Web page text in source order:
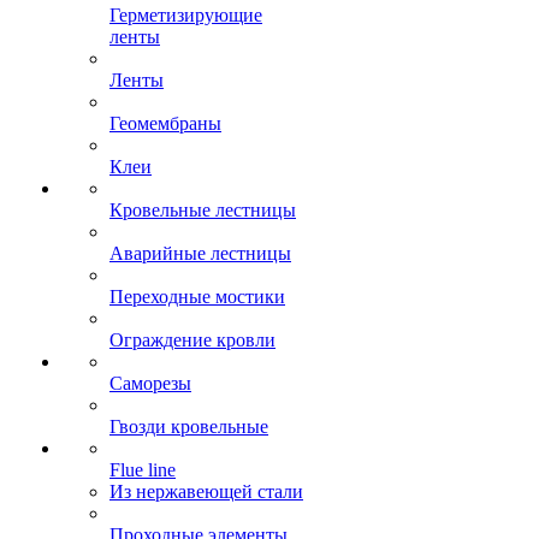
Герметизирующие
ленты
Ленты
Геомембраны
Клеи
Кровельные лестницы
Аварийные лестницы
Переходные мостики
Ограждение кровли
Саморезы
Гвозди кровельные
Flue line
Из нержавеющей стали
Проходные элементы